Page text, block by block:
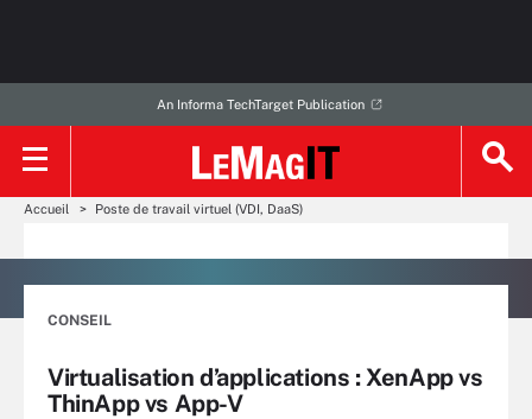
An Informa TechTarget Publication
Accueil Poste de travail virtuel (VDI, DaaS)
CONSEIL
Virtualisation d’applications : XenApp vs
ThinApp vs App-V